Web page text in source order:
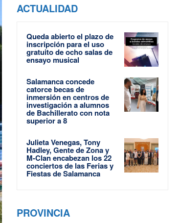
ACTUALIDAD
Queda abierto el plazo de
inscripción para el uso
gratuito de ocho salas de
ensayo musical
Salamanca concede
catorce becas de
inmersión en centros de
investigación a alumnos
de Bachillerato con nota
superior a 8
Julieta Venegas, Tony
Hadley, Gente de Zona y
M-Clan encabezan los 22
conciertos de las Ferias y
Fiestas de Salamanca
PROVINCIA